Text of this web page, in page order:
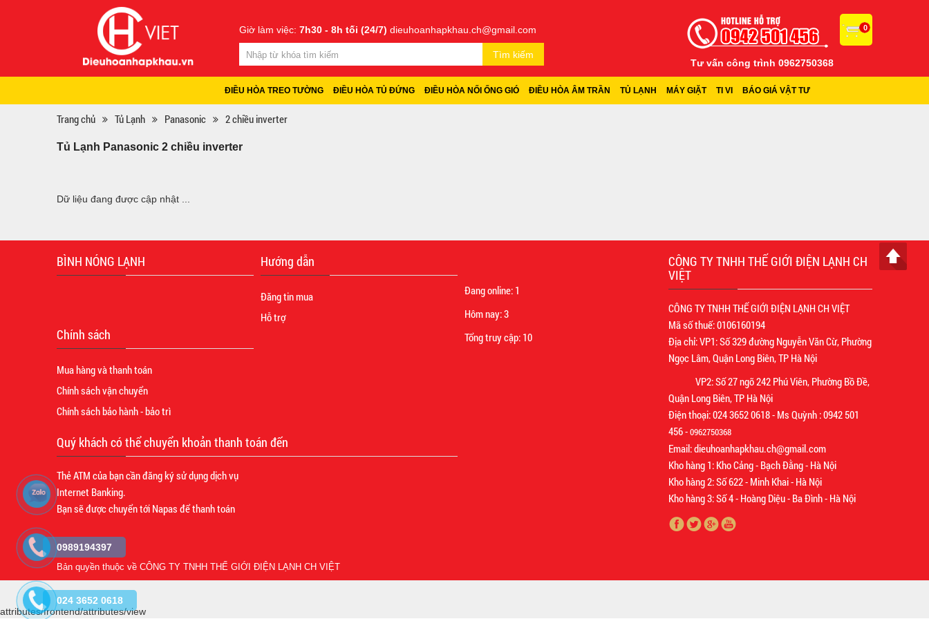
Giờ làm việc: 7h30 - 8h tối (24/7) dieuhoanhapkhau.ch@gmail.com
Tìm kiếm
0
Tư vấn công trình 0962750368
ĐIỀU HÒA TREO TƯỜNG ĐIỀU HÒA TỦ ĐỨNG ĐIỀU HÒA NỐI ỐNG GIÓ ĐIỀU HÒA ÂM TRẦN TỦ LẠNH MÁY GIẶT TI VI BÁO GIÁ VẬT TƯ
Trang chủ Tủ Lạnh Panasonic 2 chiều inverter
Tủ Lạnh Panasonic 2 chiều inverter
Dữ liệu đang được cập nhật ...
BÌNH NÓNG LẠNH Hướng dẫn
Đăng tin mua
Hỗ trợ
Chính sách
Mua hàng và thanh toán
Chính sách vận chuyển
Chính sách bảo hành - bảo trì
Quý khách có thể chuyển khoản thanh toán đến
Thẻ ATM của bạn cần đăng ký sử dụng dịch vụ
Internet Banking.
Bạn sẽ được chuyển tới Napas để thanh toán
Đang online: 1
Hôm nay:3
Tổng truy cập: 10
CÔNG TY TNHH THẾ GIỚI ĐIỆN LẠNH CH
VIỆT
CÔNG TY TNHH THẾ GIỚI ĐIỆN LẠNH CH VIỆT
Mã số thuế: 0106160194
Địa chỉ: VP1: Số 329 đường Nguyễn Văn Cừ, Phường
Ngọc Lâm, Quận Long Biên, TP Hà Nội
VP2: Số 27 ngõ 242 Phú Viên, Phường Bồ Đề,
Quận Long Biên, TP Hà Nội
Điện thoại: 024 3652 0618 - Ms Quỳnh : 0942 501
456 -0962750368
Email: dieuhoanhapkhau.ch@gmail.com
Kho hàng 1: Kho Cảng - Bạch Đằng - Hà Nội
Kho hàng 2: Số 622 - Minh Khai - Hà Nội
Kho hàng 3: Số 4 - Hoàng Diệu - Ba Đình - Hà Nội
Bản quyền thuộc về CÔNG TY TNHH THẾ GIỚI ĐIỆN LẠNH CH VIỆT
0989194397
024 3652 0618
attributes/frontend/attributes/view